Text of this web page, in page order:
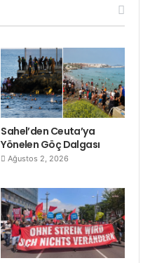
Sahel’den Ceuta’ya
Yönelen Göç Dalgası
Ağustos 2, 2026